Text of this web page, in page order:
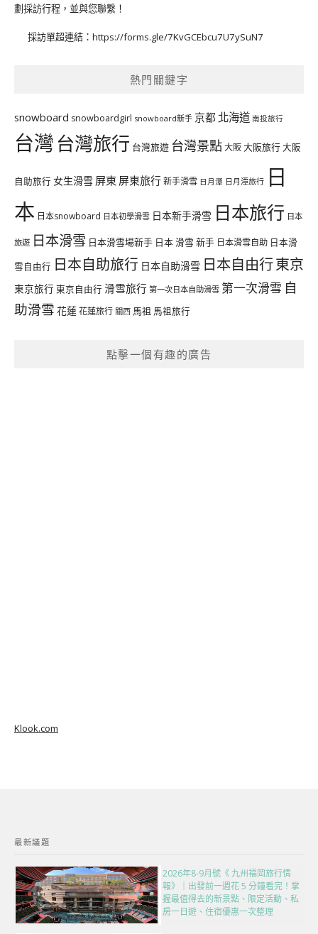
劃採訪行程，並與您聯繫！
採訪單超連結： https://forms.gle/7KvGCEbcu7U7ySuN7
熱門關鍵字
snowboard snowboardgirl snowboard新手 京都 北海道 南投旅行
台灣台灣旅行 台灣旅遊 台灣景點大阪大阪旅行大阪
自助旅行 女生滑雪 屏東 屏東旅行新手滑雪 日月潭 日月潭旅行 日
本 日本snowboard 日本初學滑雪 日本新手滑雪 日本旅行 日本
旅遊 日本滑雪 日本滑雪場新手 日本 滑雪 新手 日本滑雪自助 日本滑
雪自由行 日本自助旅行 日本自助滑雪 日本自由行東京
東京旅行 東京自由行 滑雪旅行 第一次日本自助滑雪 第一次滑雪 自
助滑雪 花蓮花蓮旅行 關西 馬祖 馬祖旅行
點擊一個有趣的廣告
Klook.com
最新議題
2026年8-9月號《 九州福岡旅行情
報》｜出發前一週花 5 分鐘看完！掌
握最值得去的新景點、限定活動、私
房一日遊、住宿優惠一次整理